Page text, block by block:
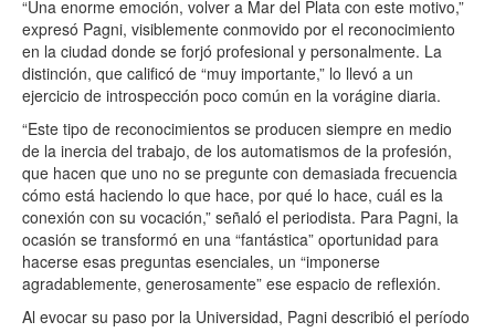
“Una enorme emoción, volver a Mar del Plata con este motivo,”
expresó Pagni, visiblemente conmovido por el reconocimiento
en la ciudad donde se forjó profesional y personalmente. La
distinción, que calificó de “muy importante,” lo llevó a un
ejercicio de introspección poco común en la vorágine diaria.
“Este tipo de reconocimientos se producen siempre en medio
de la inercia del trabajo, de los automatismos de la profesión,
que hacen que uno no se pregunte con demasiada frecuencia
cómo está haciendo lo que hace, por qué lo hace, cuál es la
conexión con su vocación,” señaló el periodista. Para Pagni, la
ocasión se transformó en una “fantástica” oportunidad para
hacerse esas preguntas esenciales, un “imponerse
agradablemente, generosamente” ese espacio de reflexión.
Al evocar su paso por la Universidad, Pagni describió el período